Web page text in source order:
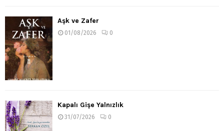
Aşk ve Zafer
01/08/2026 0
Kapalı Gişe Yalnızlık
31/07/2026 0